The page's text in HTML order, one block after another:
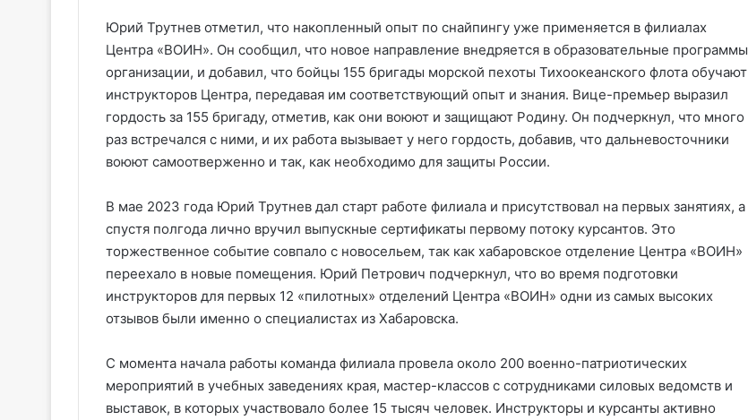
Юрий Трутнев отметил, что накопленный опыт по снайпингу уже применяется в филиалах
Центра «ВОИН». Он сообщил, что новое направление внедряется в образовательные программы
организации, и добавил, что бойцы 155 бригады морской пехоты Тихоокеанского флота обучают
инструкторов Центра, передавая им соответствующий опыт и знания. Вице-премьер выразил
гордость за 155 бригаду, отметив, как они воюют и защищают Родину. Он подчеркнул, что много
раз встречался с ними, и их работа вызывает у него гордость, добавив, что дальневосточники
воюют самоотверженно и так, как необходимо для защиты России.
В мае 2023 года Юрий Трутнев дал старт работе филиала и присутствовал на первых занятиях, а
спустя полгода лично вручил выпускные сертификаты первому потоку курсантов. Это
торжественное событие совпало с новосельем, так как хабаровское отделение Центра «ВОИН»
переехало в новые помещения. Юрий Петрович подчеркнул, что во время подготовки
инструкторов для первых 12 «пилотных» отделений Центра «ВОИН» одни из самых высоких
отзывов были именно о специалистах из Хабаровска.
С момента начала работы команда филиала провела около 200 военно-патриотических
мероприятий в учебных заведениях края, мастер-классов с сотрудниками силовых ведомств и
выставок, в которых участвовало более 15 тысяч человек. Инструкторы и курсанты активно